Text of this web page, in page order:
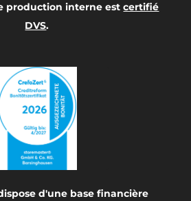
production interne estcertifié
DVS.
d'une base financière